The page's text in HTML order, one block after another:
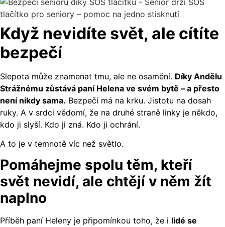
Když nevidíte svět, ale cítíte
bezpečí
Slepota může znamenat tmu, ale ne osamění. Díky Andělu
Strážnému zůstává paní Helena ve svém bytě – a přesto
není nikdy sama. Bezpečí má na krku. Jistotu na dosah
ruky. A v srdci vědomí, že na druhé straně linky je někdo,
kdo ji slyší. Kdo ji zná. Kdo ji ochrání.
A to je v temnotě víc než světlo.
Pomáhejme spolu těm, kteří
svět nevidí, ale chtějí v něm žít
naplno
Příběh paní Heleny je připomínkou toho, že i lidé se